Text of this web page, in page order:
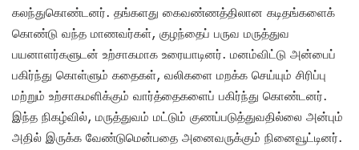
கலந்துகொண்டனர். தங்களது கைவண்ணத்திலான கடிதங்களைக்
கொண்டு வந்த மாணவர்கள், குழந்தைப் பருவ மருத்துவ
பயனாளர்களுடன் உற்சாகமாக உரையாடினர். மனம்விட்டு அன்பைப்
பகிர்ந்து கொள்ளும் கதைகள், வலிகளை மறக்க செய்யும் சிரிப்பு
மற்றும் உற்சாகமளிக்கும் வார்த்தைகளைப் பகிர்ந்து கொண்டனர்.
இந்த நிகழ்வில், மருத்துவம் மட்டும் குணப்படுத்துவதில்லை அன்பும்
அதில் இருக்க வேண்டுமென்பதை அனைவருக்கும் நினைவூட்டினர்.